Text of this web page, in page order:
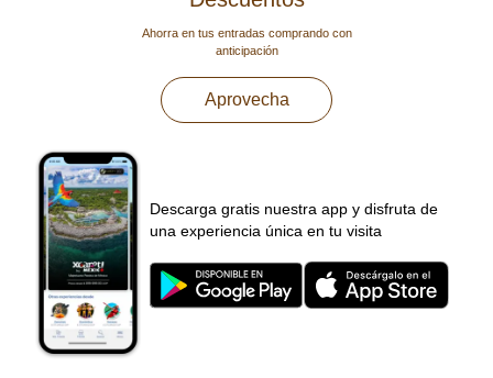
Ahorra en tus entradas comprando con
anticipación
Aprovecha
Descarga gratis nuestra app y disfruta de
una experiencia única en tu visita